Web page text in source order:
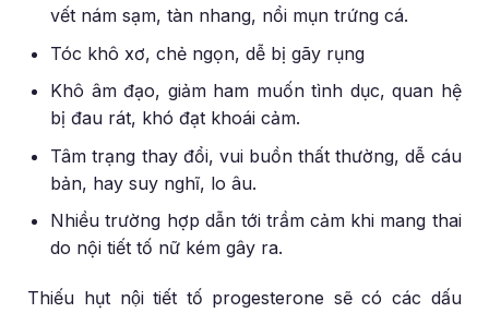
vết nám sạm, tàn nhang, nổi mụn trứng cá.
Tóc khô xơ, chẻ ngọn, dễ bị gãy rụng
Khô âm đạo, giảm ham muốn tình dục, quan hệ
bị đau rát, khó đạt khoái cảm.
Tâm trạng thay đổi, vui buồn thất thường, dễ cáu
bản, hay suy nghĩ, lo âu.
Nhiều trường hợp dẫn tới trầm cảm khi mang thai
do nội tiết tố nữ kém gây ra.
Thiếu hụt nội tiết tố progesterone sẽ có các dấu